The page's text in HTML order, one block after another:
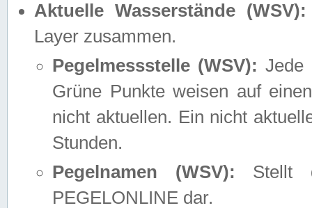
Aktuelle Wasserstände (WSV):
Layer zusammen.
Pegelmessstelle (WSV): Jede
Grüne Punkte weisen auf
nicht aktuellen. Ein nicht
Stunden.
Pegelnamen (WSV): Stellt
PEGELONLINE dar.